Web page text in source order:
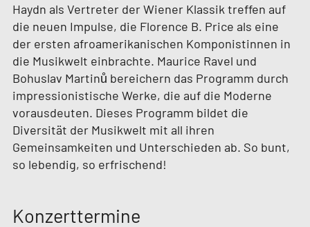
Haydn als Vertreter der Wiener Klassik treffen auf
die neuen Impulse, die Florence B. Price als eine
der ersten afroamerikanischen Komponistinnen in
die Musikwelt einbrachte. Maurice Ravel und
Bohuslav Martinů bereichern das Programm durch
impressionistische Werke, die auf die Moderne
vorausdeuten. Dieses Programm bildet die
Diversität der Musikwelt mit all ihren
Gemeinsamkeiten und Unterschieden ab. So bunt,
so lebendig, so erfrischend!
Konzerttermine